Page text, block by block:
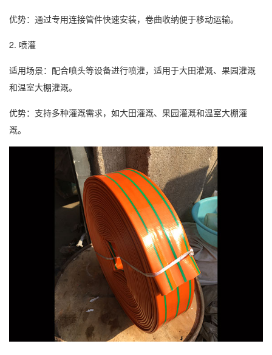
‌优势‌：通过专用连接管件快速安装，卷曲收纳便于移动运输。
2. ‌喷灌‌
‌适用场景‌：配合喷头等设备进行喷灌，适用于大田灌溉、果园灌溉
和温室大棚灌溉。
‌优势‌：支持多种灌溉需求，如大田灌溉、果园灌溉和温室大棚灌
溉。